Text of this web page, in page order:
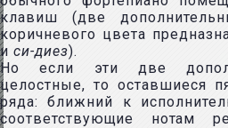
клавиш (две
коричневого цвета
и си-диез).
Но если эти две
целостные, то оставшиеся
ряда: ближний к
соответствующие нотам